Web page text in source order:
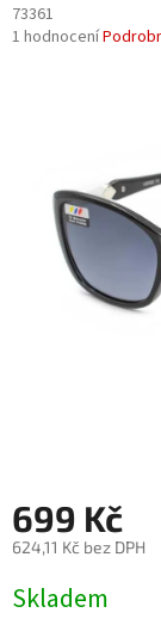
73361
Průměrné
hvězdiček.
1 hodnocení
699 Kč
624,11 Kč bez DPH
cena:
Skladem